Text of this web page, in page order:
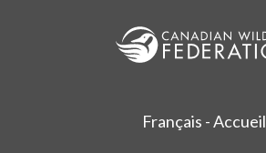
Français - Accueil